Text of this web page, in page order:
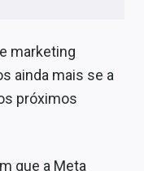
marketing
ainda mais se a
próximos
que a Meta